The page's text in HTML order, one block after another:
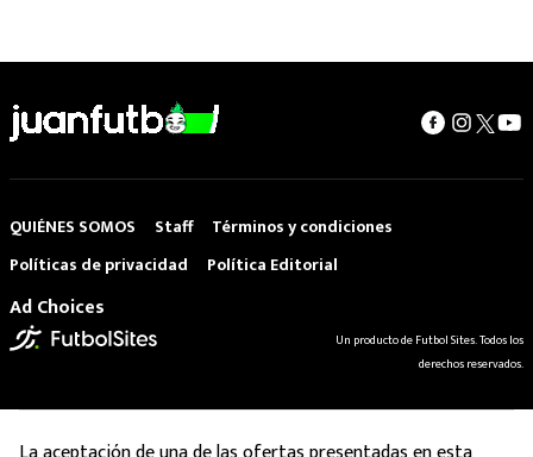
QUIÉNES SOMOS Staff
Términos y condiciones
Políticas de privacidad
Política Editorial
Ad Choices
Un producto de Futbol Sites. Todos los
derechos reservados.